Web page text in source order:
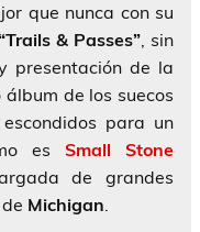
que nunca con su
& Passes”, sin
presentación de la
de los suecos
para un
esSmall Stone
de grandes
Michigan.